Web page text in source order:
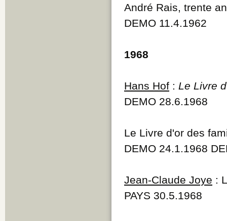
André Rais, trente
DEMO 11.4.1962
1968
Hans Hof : Le Livre
DEMO 28.6.1968
Le Livre d'or des
DEMO 24.1.1968
Jean-Claude Joye :
PAYS 30.5.1968